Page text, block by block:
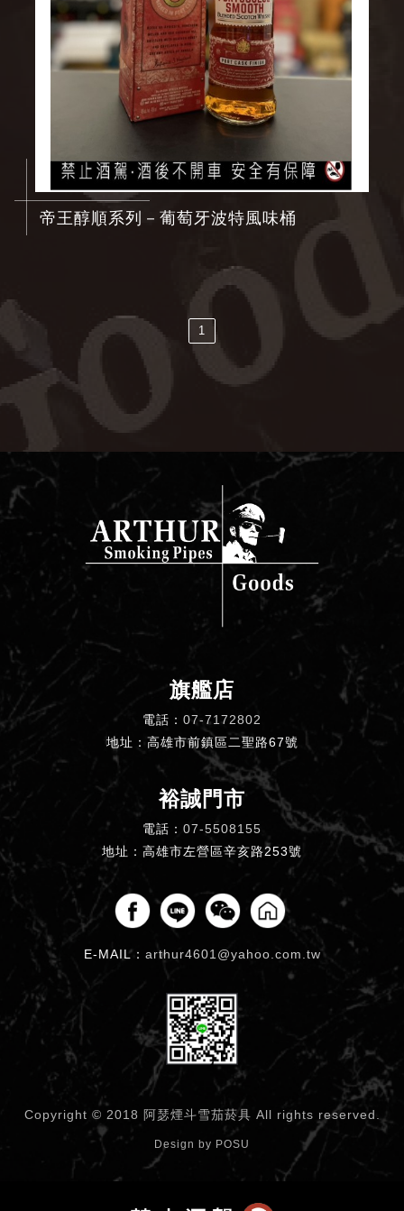
帝王醇順系列－葡萄牙波特風味桶
1
旗艦店
電話： 07-7172802
地址：高雄市前鎮區二聖路67號
裕誠門市
電話： 07-5508155
地址：高雄市左營區辛亥路253號
E-MAIL： arthur4601@yahoo.com.tw
Copyright © 2018 阿瑟煙斗雪茄菸具 All rights reserved.
Design by POSU